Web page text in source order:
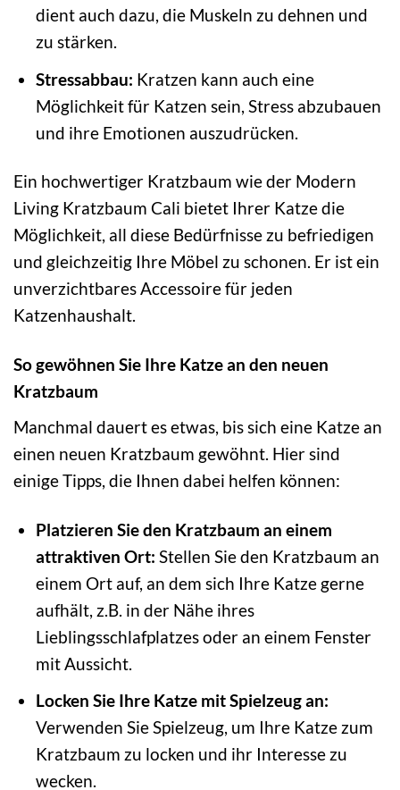
dient auch dazu, die Muskeln zu dehnen und
zu stärken.
Stressabbau: Kratzen kann auch eine
Möglichkeit für Katzen sein, Stress abzubauen
und ihre Emotionen auszudrücken.
Ein hochwertiger Kratzbaum wie der Modern
Living Kratzbaum Cali bietet Ihrer Katze die
Möglichkeit, all diese Bedürfnisse zu befriedigen
und gleichzeitig Ihre Möbel zu schonen. Er ist ein
unverzichtbares Accessoire für jeden
Katzenhaushalt.
So gewöhnen Sie Ihre Katze an den neuen
Kratzbaum
Manchmal dauert es etwas, bis sich eine Katze an
einen neuen Kratzbaum gewöhnt. Hier sind
einige Tipps, die Ihnen dabei helfen können:
Platzieren Sie den Kratzbaum an einem
attraktiven Ort: Stellen Sie den Kratzbaum an
einem Ort auf, an dem sich Ihre Katze gerne
aufhält, z.B. in der Nähe ihres
Lieblingsschlafplatzes oder an einem Fenster
mit Aussicht.
Locken Sie Ihre Katze mit Spielzeug an:
Verwenden Sie Spielzeug, um Ihre Katze zum
Kratzbaum zu locken und ihr Interesse zu
wecken.